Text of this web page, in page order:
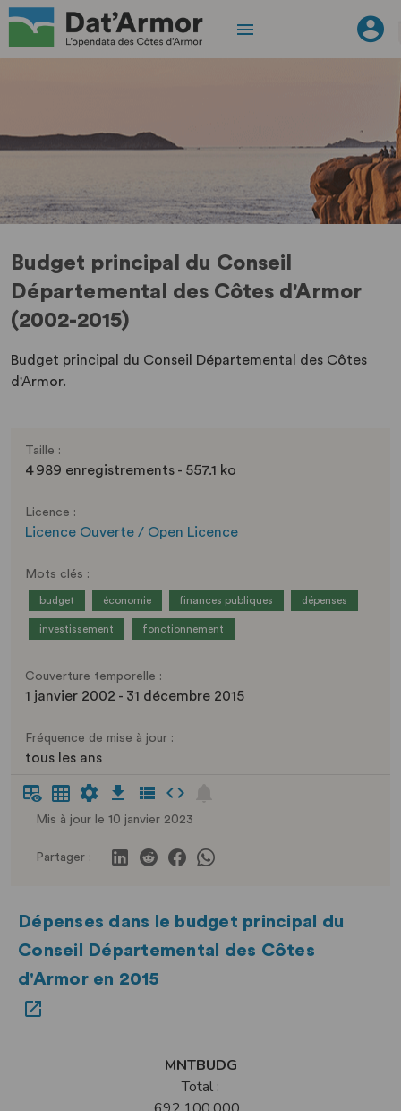
Budget principal du Conseil
Départemental des Côtes d'Armor
(2002-2015)
Budget principal du Conseil Départemental des Côtes
d'Armor.
Taille :
4 989 enregistrements - 557.1 ko
Licence :
Licence Ouverte / Open Licence
Mots clés :
budget économie finances publiques dépenses
investissement fonctionnement
Couverture temporelle :
1 janvier 2002 - 31 décembre 2015
Fréquence de mise à jour :
tous les ans
Mis à jour le 10 janvier 2023
Partager :
Dépenses dans le budget principal du
Conseil Départemental des Côtes
d'Armor en 2015